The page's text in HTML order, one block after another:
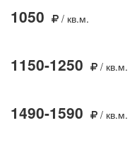
1050 / кв.м.
1150-1250 / кв.м.
1490-1590 / кв.м.